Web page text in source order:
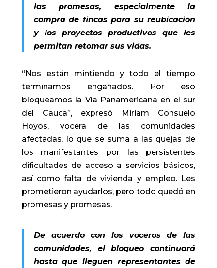
las promesas, especialmente la
compra de fincas para su reubicación
y los proyectos productivos que les
permitan retomar sus vidas.
“Nos están mintiendo y todo el tiempo
terminamos engañados. Por eso
bloqueamos la Vía Panamericana en el sur
del Cauca”, expresó Miriam Consuelo
Hoyos, vocera de las comunidades
afectadas, lo que se suma a las quejas de
los manifestantes por las persistentes
dificultades de acceso a servicios básicos,
así como falta de vivienda y empleo. Les
prometieron ayudarlos, pero todo quedó en
promesas y promesas.
De acuerdo con los voceros de las
comunidades, el bloqueo continuará
hasta que lleguen representantes de